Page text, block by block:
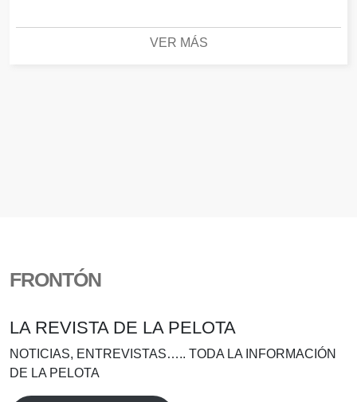
VER MÁS
FRONTÓN
LA REVISTA DE LA PELOTA
NOTICIAS, ENTREVISTAS….. TODA LA INFORMACIÓN
DE LA PELOTA